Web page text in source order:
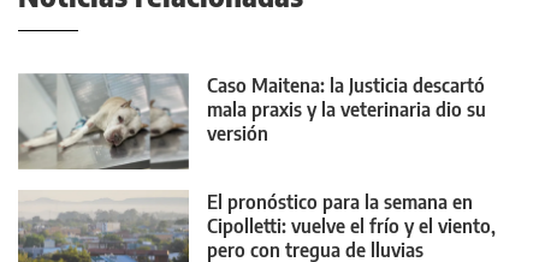
Caso Maitena: la Justicia descartó
mala praxis y la veterinaria dio su
versión
El pronóstico para la semana en
Cipolletti: vuelve el frío y el viento,
pero con tregua de lluvias